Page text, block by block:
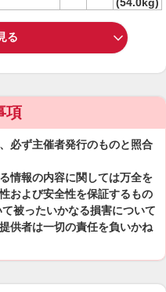
る
項
必ず主催者発行のものと照合
情報の内容に関しては万全を
および安全性を保証するもの
被ったいかなる損害について
供者は一切の責任を負いかね